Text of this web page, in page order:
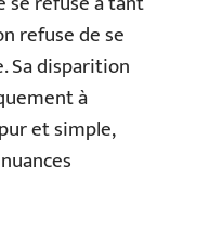
refuse de se
Sa disparition
à
et simple,